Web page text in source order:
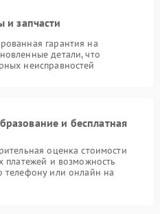
и запчасти
гарантия на
детали, что
неисправностей
и бесплатная
оценка стоимости
платежей и возможность
телефону или онлайн на